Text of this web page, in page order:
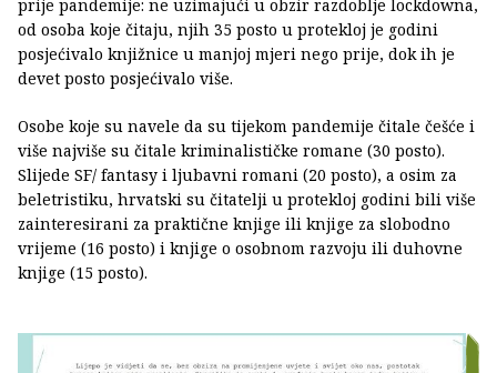
prije pandemije: ne uzimajući u obzir razdoblje lockdowna,
od osoba koje čitaju, njih 35 posto u protekloj je godini
posjećivalo knjižnice u manjoj mjeri nego prije, dok ih je
devet posto posjećivalo više.
Osobe koje su navele da su tijekom pandemije čitale češće i
više najviše su čitale kriminalističke romane (30 posto).
Slijede SF/ fantasy i ljubavni romani (20 posto), a osim za
beletristiku, hrvatski su čitatelji u protekloj godini bili više
zainteresirani za praktične knjige ili knjige za slobodno
vrijeme (16 posto) i knjige o osobnom razvoju ili duhovne
knjige (15 posto).